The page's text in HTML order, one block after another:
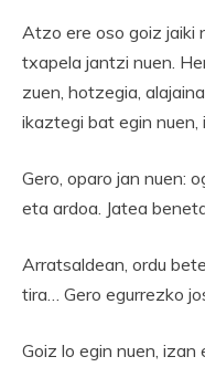
Atzo ere oso goiz jaiki
txapela jantzi nuen.
zuen, hotzegia,
ikaztegi bat egin nuen,
Gero, oparo jan nuen:
eta ardoa. Jatea
Arratsaldean, ordu
tira… Gero egurrezko
Goiz lo egin nuen, izan